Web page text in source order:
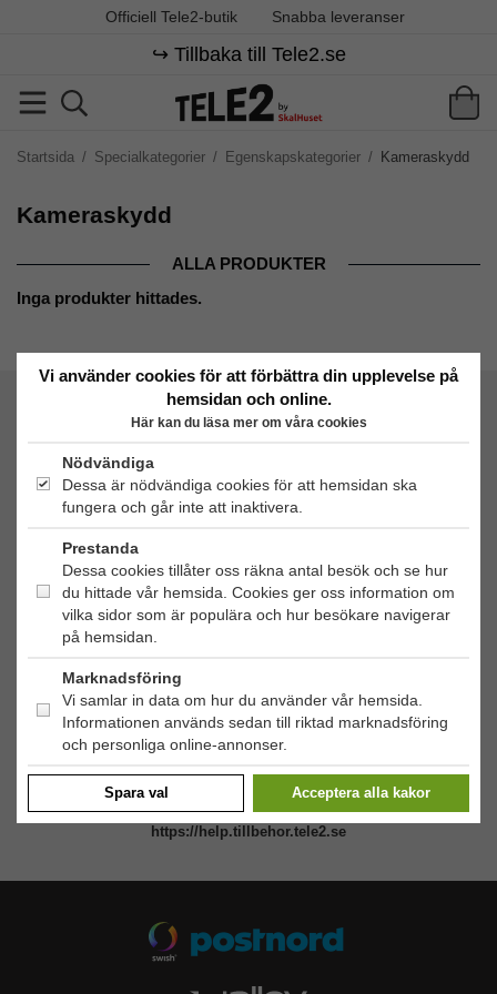
Officiell Tele2-butik Snabba leveranser
↪️ Tillbaka till Tele2.se
Startsida / Specialkategorier / Egenskapskategorier / Kameraskydd
Kameraskydd
ALLA PRODUKTER
Inga produkter hittades.
Tele2 by SkalHuset
Org. nr: 556881-9238
OBS!Ingen butik, du kan inte handla här på plats
HANDLA
Outlet
Nyheter
Specialkategorier
Kundservice
90 dagars öppet köp
Köpevillkor
ÖVRIGT
Om cookies
Integritetspolicy
Via vårt hjälpcenter så hittar du svar på de vanligaste frågorna:
https://help.tillbehor.tele2.se
Vi använder cookies för att förbättra din upplevelse på
hemsidan och online.
Här kan du läsa mer om våra cookies
Nödvändiga
Dessa är nödvändiga cookies för att hemsidan ska
fungera och går inte att inaktivera.
Prestanda
Dessa cookies tillåter oss räkna antal besök och se hur
du hittade vår hemsida. Cookies ger oss information om
vilka sidor som är populära och hur besökare navigerar
på hemsidan.
Marknadsföring
Vi samlar in data om hur du använder vår hemsida.
Informationen används sedan till riktad marknadsföring
och personliga online-annonser.
Spara val Acceptera alla kakor